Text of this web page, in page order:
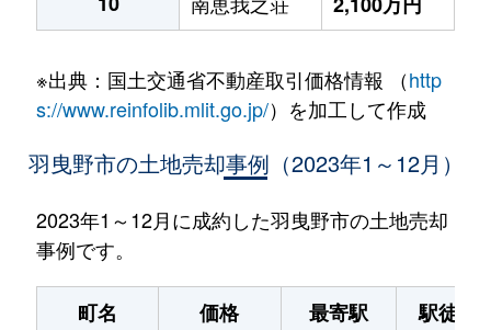
※出典：国土交通省不動産取引価格情報 （http
s://www.reinfolib.mlit.go.jp/）を加工して作成
羽曳野市の土地売却事例（2023年1～12月）
2023年1～12月に成約した羽曳野市の土地売却
事例です。
町名 価格 最寄駅
駅徒歩